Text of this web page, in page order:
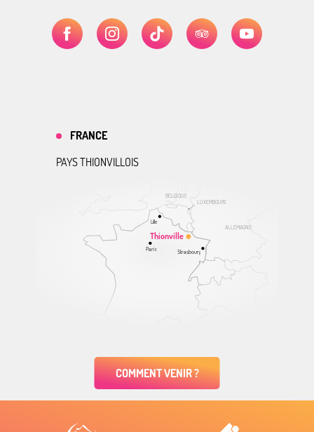
ALLEMAGNE
BELGIQUE
LUXEMBOURG
Thionville
Lille
Paris Strasbourg
FRANCE
PAYS THIONVILLOIS
COMMENT VENIR ?